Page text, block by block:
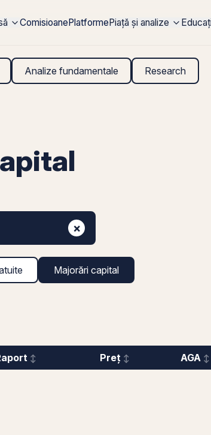
ComisioanePlatformePiață și analize
Analize fundamentale Research
×
Majorări capital
Preț AGA